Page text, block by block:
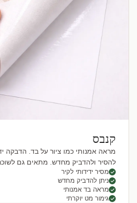
קנבס
מראה אמנותי כמו ציור על בד. הדבקה
להסיר ולהדביק מחדש. מתאים גם
מסיר ידידותי לקיר
ניתן להדביק מחדש
מראה בד אמנותי
גימור מט יוקרתי